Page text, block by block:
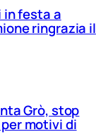
festa a
ringrazia il
Grò, stop
motivi di